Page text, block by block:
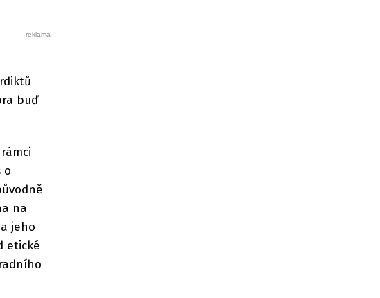
buď
o
na
jeho
etické